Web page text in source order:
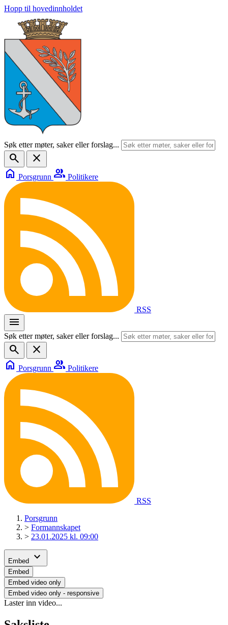
Hopp til hovedinnholdet
Søk etter møter, saker eller forslag...
search
close
home Porsgrunn group Politikere
RSS
menu
Søk etter møter, saker eller forslag...
search
close
home Porsgrunn group Politikere
RSS
Porsgrunn
> Formannskapet
> 23.01.2025 kl. 09:00
Embed expand_more
Embed
Embed video only
Embed video only - responsive
Laster inn video...